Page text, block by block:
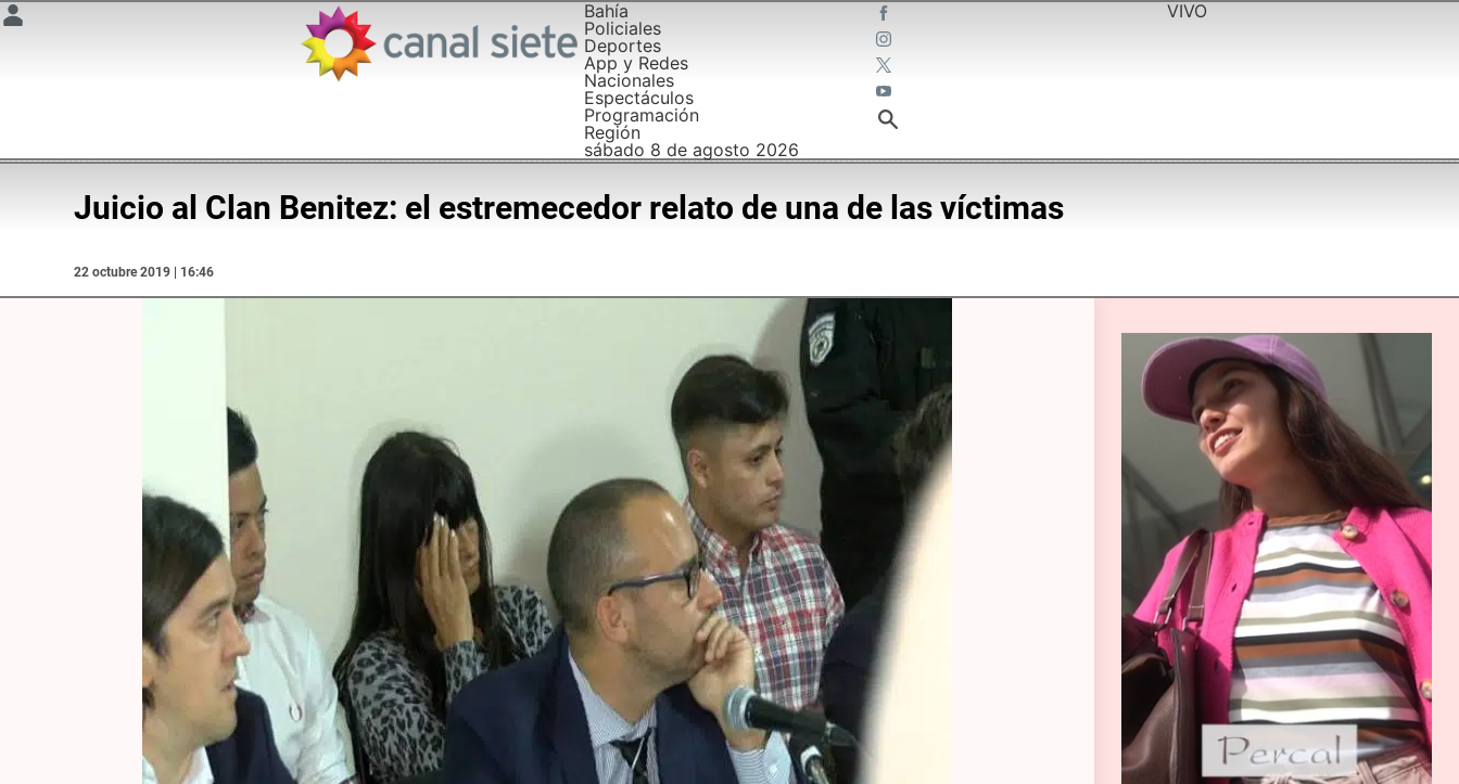
Bahía
Policiales
Deportes
App y Redes
Nacionales
Espectáculos
Programación
Región
sábado 8 de agosto 2026
VIVO
Juicio al Clan Benitez: el estremecedor relato de una de las víctimas
22 octubre 2019 | 16:46